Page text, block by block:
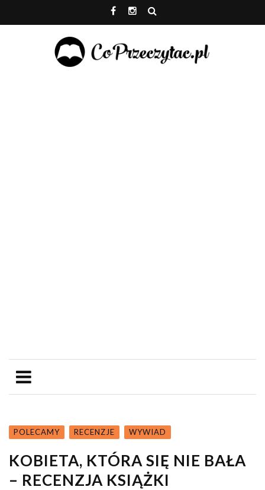
POLECAMY RECENZJE WYWIAD
KOBIETA, KTÓRA SIĘ NIE BAŁA
– RECENZJA KSIĄŻKI